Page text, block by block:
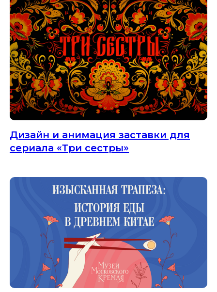
Дизайн и анимация заставки для
сериала «Три сестры»